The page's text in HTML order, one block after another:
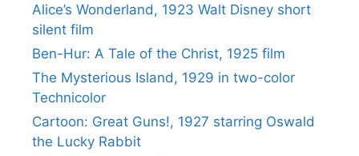
Alice’s Wonderland, 1923 Walt Disney short
silent film
Ben-Hur: A Tale of the Christ, 1925 film
The Mysterious Island, 1929 in two-color
Technicolor
Cartoon: Great Guns!, 1927 starring Oswald
the Lucky Rabbit